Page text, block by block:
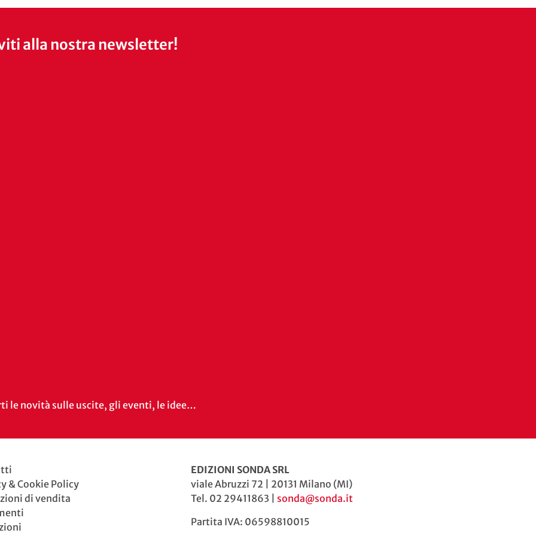
alla nostra newsletter!
le novità sulle uscite, gli eventi, le idee…
& Cookie Policy
di vendita
EDIZIONI SONDA SRL
viale Abruzzi 72 | 20131 Milano (MI)
Tel. 02 29411863 | sonda@sonda.it
Partita IVA: 06598810015